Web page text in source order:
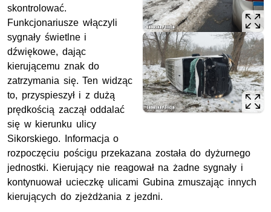
skontrolować.
Funkcjonariusze włączyli
sygnały świetlne i
dźwiękowe, dając
kierującemu znak do
zatrzymania się. Ten widząc
to, przyspieszył i z dużą
prędkością zaczął oddalać
się w kierunku ulicy
Sikorskiego. Informacja o
rozpoczęciu pościgu przekazana została do dyżurnego
jednostki. Kierujący nie reagował na żadne sygnały i
kontynuował ucieczkę ulicami Gubina zmuszając innych
kierujących do zjeżdżania z jezdni.